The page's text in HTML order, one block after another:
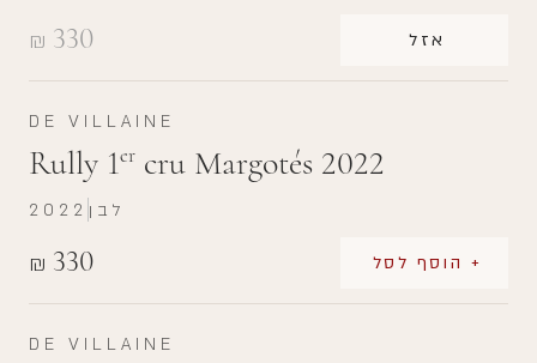
₪ 330 אזל
DE VILLAINE
Rully 1er cru Margotés 2022
₪ 330 + הוסף לסל
2022 לבן
DE VILLAINE